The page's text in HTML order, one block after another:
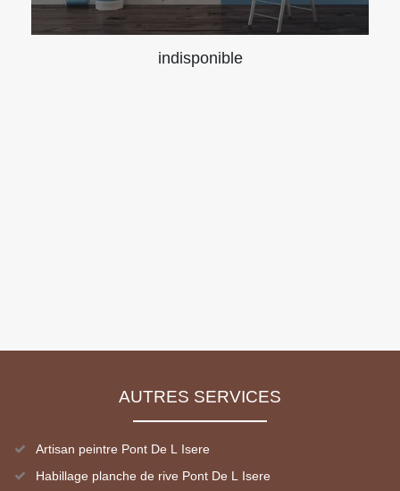
indisponible
AUTRES SERVICES
Artisan peintre Pont De L Isere
Habillage planche de rive Pont De L Isere